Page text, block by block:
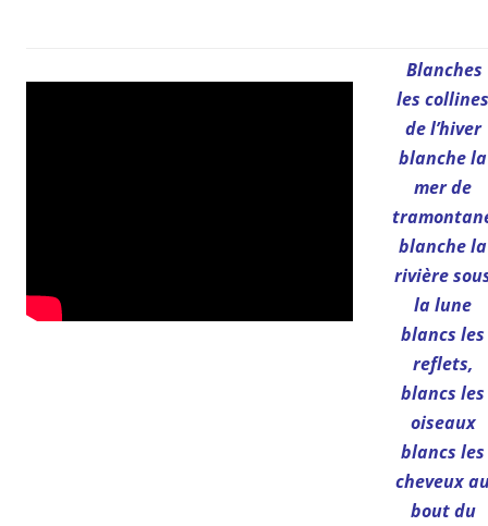
Blanches
les collines
de l’hiver
blanche la
mer de
blanche la
rivière
la lune
blancs les
reflets,
blancs les
oiseaux
blancs les
cheveux
bout du